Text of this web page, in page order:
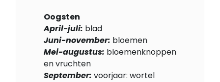
Oogsten
April-juli: blad
Juni-november: bloemen
Mei-augustus: bloemenknoppen
en vruchten
September: voorjaar: wortel